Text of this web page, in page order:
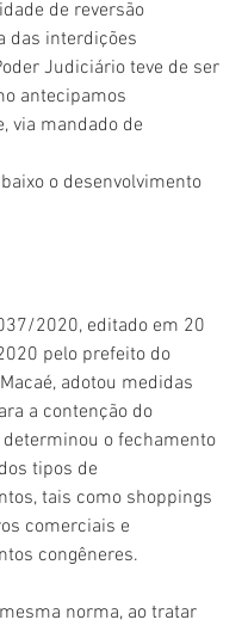
de reversão
das interdições
Judiciário teve de ser
antecipamos
via mandado de
o desenvolvimento
2020, editado em 20
pelo prefeito do
adotou medidas
a contenção do
o fechamento
tipos de
tais como shoppings
comerciais e
congêneres.
norma, ao tratar